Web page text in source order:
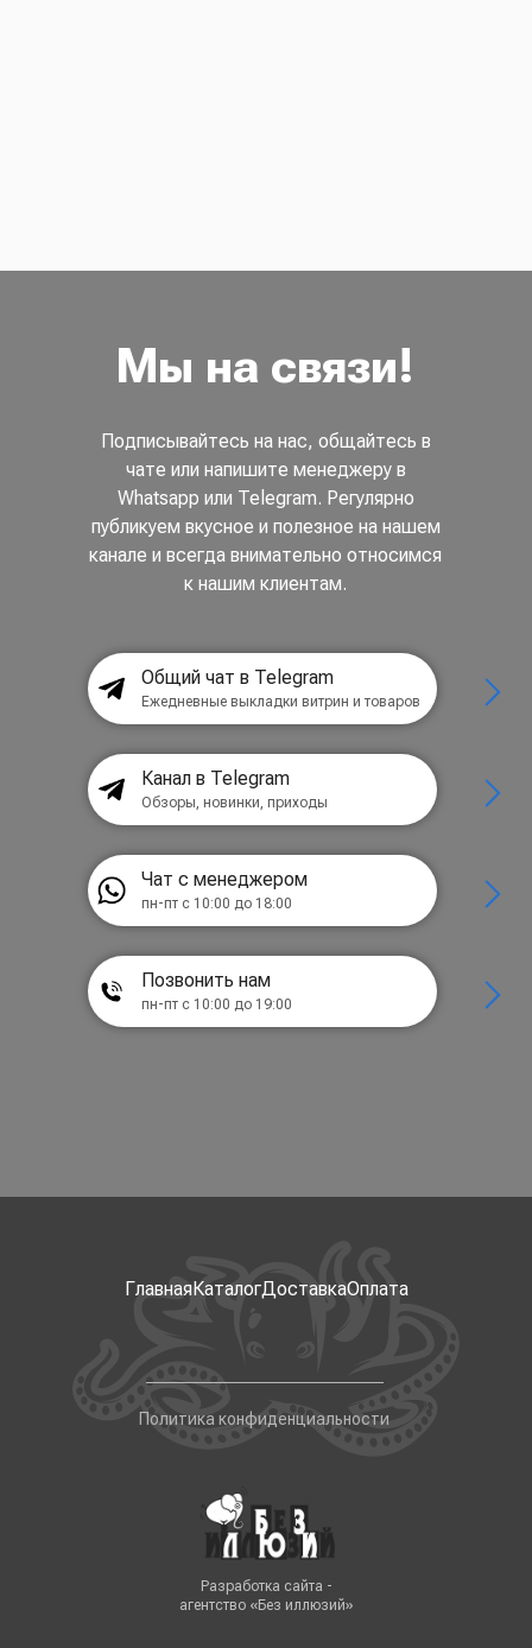
Мы на связи!
Подписывайтесь на нас, общайтесь в
чате или напишите менеджеру в
Whatsapp или Telegram. Регулярно
публикуем вкусное и полезное на нашем
канале и всегда внимательно относимся
к нашим клиентам.
Общий чат в Telegram
Ежедневные выкладки витрин и товаров
Канал в Telegram
Обзоры, новинки, приходы
Чат с менеджером
пн-пт с 10:00 до 18:00
Позвонить нам
пн-пт с 10:00 до 19:00
ГлавнаяКаталогДоставкаОплата
Политика конфиденциальности
Разработка сайта -
агентство «Без иллюзий»